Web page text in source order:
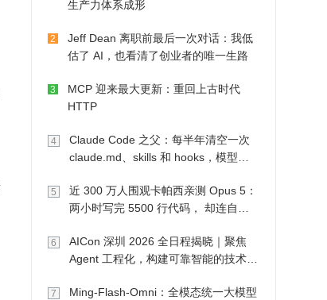
生产力体系成形
2
Jeff Dean 离职前最后一次对话：我低
估了 AI，也看清了创业者的唯一生路
3
MCP 迎来最大更新：重回上古时代
HTTP
4
Claude Code 之父：每半年清空一次
claude.md、skills 和 hooks，模型自
5
近 300 万人围观卡帕西亲测 Opus 5：
两小时写完 5500 行代码， 却连自己
6
AICon 深圳 2026 全日程揭晓｜聚焦
Agent 工程化，构建可靠智能的技术路
7
Ming-Flash-Omni：全模态统一大模型